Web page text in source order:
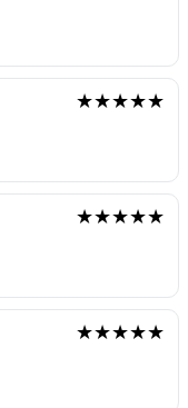
★★★★★
★★★★★
★★★★★